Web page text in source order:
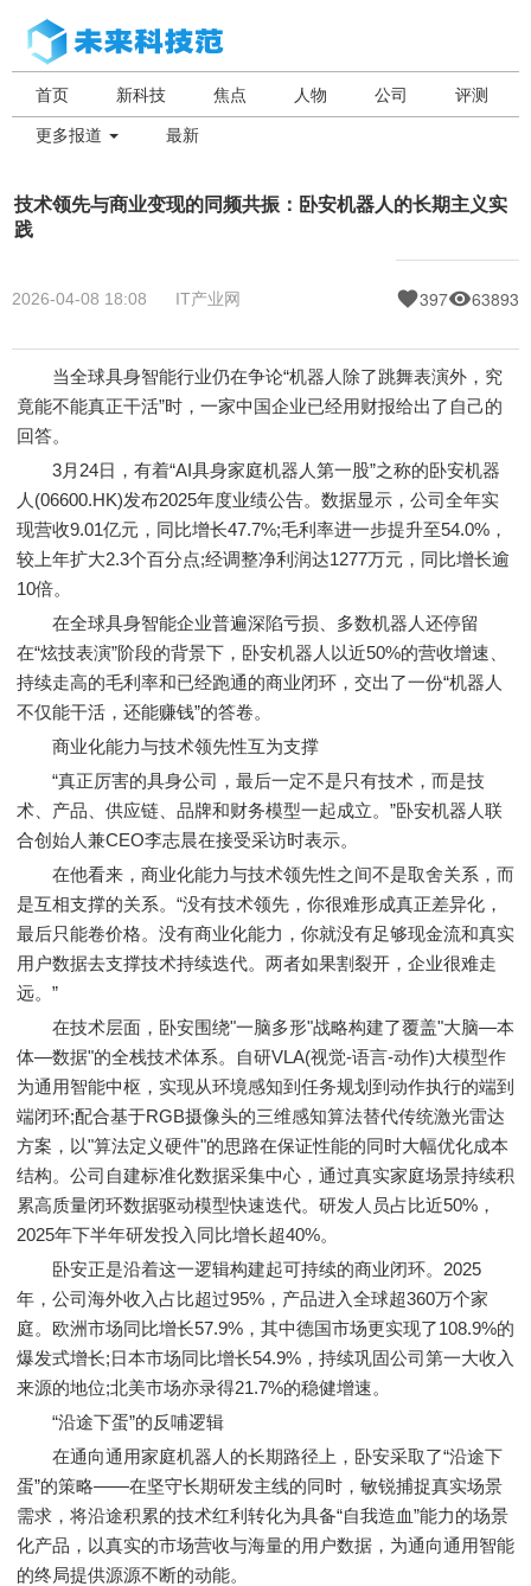
首页 新科技 焦点 人物 公司 评测
更多报道 最新
技术领先与商业变现的同频共振：卧安机器人的长期主义实
践
2026-04-08 18:08 IT产业网 397 63893
当全球具身智能行业仍在争论“机器人除了跳舞表演外，究
竟能不能真正干活”时，一家中国企业已经用财报给出了自己的
回答。
3月24日，有着“AI具身家庭机器人第一股”之称的卧安机器
人(06600.HK)发布2025年度业绩公告。数据显示，公司全年实
现营收9.01亿元，同比增长47.7%;毛利率进一步提升至54.0%，
较上年扩大2.3个百分点;经调整净利润达1277万元，同比增长逾
10倍。
在全球具身智能企业普遍深陷亏损、多数机器人还停留
在“炫技表演”阶段的背景下，卧安机器人以近50%的营收增速、
持续走高的毛利率和已经跑通的商业闭环，交出了一份“机器人
不仅能干活，还能赚钱”的答卷。
商业化能力与技术领先性互为支撑
“真正厉害的具身公司，最后一定不是只有技术，而是技
术、产品、供应链、品牌和财务模型一起成立。”卧安机器人联
合创始人兼CEO李志晨在接受采访时表示。
在他看来，商业化能力与技术领先性之间不是取舍关系，而
是互相支撑的关系。“没有技术领先，你很难形成真正差异化，
最后只能卷价格。没有商业化能力，你就没有足够现金流和真实
用户数据去支撑技术持续迭代。两者如果割裂开，企业很难走
远。”
在技术层面，卧安围绕"一脑多形"战略构建了覆盖"大脑—本
体—数据"的全栈技术体系。自研VLA(视觉-语言-动作)大模型作
为通用智能中枢，实现从环境感知到任务规划到动作执行的端到
端闭环;配合基于RGB摄像头的三维感知算法替代传统激光雷达
方案，以"算法定义硬件"的思路在保证性能的同时大幅优化成本
结构。公司自建标准化数据采集中心，通过真实家庭场景持续积
累高质量闭环数据驱动模型快速迭代。研发人员占比近50%，
2025年下半年研发投入同比增长超40%。
卧安正是沿着这一逻辑构建起可持续的商业闭环。2025
年，公司海外收入占比超过95%，产品进入全球超360万个家
庭。欧洲市场同比增长57.9%，其中德国市场更实现了108.9%的
爆发式增长;日本市场同比增长54.9%，持续巩固公司第一大收入
来源的地位;北美市场亦录得21.7%的稳健增速。
“沿途下蛋”的反哺逻辑
在通向通用家庭机器人的长期路径上，卧安采取了“沿途下
蛋”的策略——在坚守长期研发主线的同时，敏锐捕捉真实场景
需求，将沿途积累的技术红利转化为具备“自我造血”能力的场景
化产品，以真实的市场营收与海量的用户数据，为通向通用智能
的终局提供源源不断的动能。